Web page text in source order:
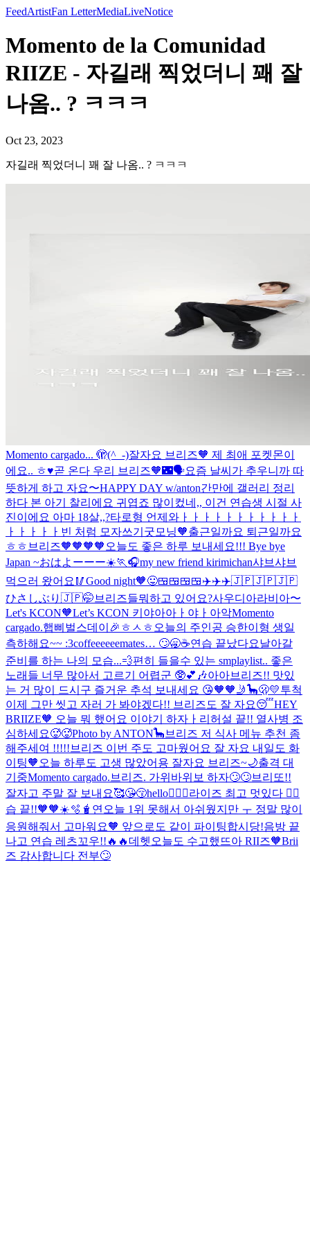
FeedArtistFan LetterMediaLiveNotice
Momento de la Comunidad
RIIZE - 자길래 찍었더니 꽤 잘
나옴.. ? ㅋㅋㅋ
Oct 23, 2023
자길래 찍었더니 꽤 잘 나옴.. ? ㅋㅋㅋ
Momento cargado... 🫣(^_-)잘자요 브리즈🧡 제 최애 포켓몬이
에요.. ㅎ♥곧 온다 우리 브리즈🧡🌃🗣️요즘 날씨가 추우니까 따
뜻하게 하고 자요〜HAPPY DAY w/anton간만에 갤러리 정리
하다 본 아기 찰리에요 귀엽죠 많이컸네,, 이건 연습생 시절 사
진이에요 아마 18살,,?타로형 언제와ㅏㅏㅏㅏㅏㅏㅏㅏㅏㅏㅏ
ㅏㅏㅏㅏㅏ 빈 처럼 모자쓰기 굿모닝🧡출근일까요 퇴근일까요
ㅎㅎ 브리즈🧡🧡🧡🧡오늘도 좋은 하루 보내세요!!! Bye bye
Japan ~おはよーーー☀️🏃🎧my new friend kirimichan샤브샤브
먹으러 왔어요🥢Good night🧡😛🍱🍱🍱🍱✈️✈️✈️🇯🇵🇯🇵🇯🇵
ひさしぶり🇯🇵🤭 브리즈들뭐하고 있어요?사우디아라비아〜
Let's KCON🧡Let’s KCON 키야아아ㅏ야ㅏ아악Momento
cargado.햅삐벌스데이🎉 ㅎㅅㅎ오늘의 주인공 승한이형 생일
측하해요~~ :3coffeeeeeemates… 🙄🥱☕️연습 끝났다요날아갈
준비를 하는 나의 모습...💨편히 들을수 있는 smplaylist.. 좋은
노래들 너무 많아서 고르기 어렵군 🥸💕🎶아아브리즈!! 맛있
는 거 많이 드시구 즐거운 추석 보내세요 😘🧡🧡🤳🦕🫢💛투척
이제 그만 씻고 자러 가 봐야겠다!! 브리즈도 잘 자요😴HEY
BRIIZE🧡 오늘 뭐 했어요 이야기 하자ㅏ 리허설 끝!! 열사병 조
심하세요🥵🥵Photo by ANTON🦕 브리즈 저 식사 메뉴 추천 좀
해주세여 !!!!! 브리즈 이번 주도 고마웠어요 잘 자요 내일도 화
이팅🧡 오늘 하루도 고생 많았어용 잘자요 브리즈~🌙출격 대
기중Momento cargado. 브리즈. 가위바위보 하자🙄🙄브리또!!
잘자고 주말 잘 보내요🥰😘😚hello😵‍💫🤯라이즈 최고 멋있다 👍🏻
습 끝!!🧡🧡☀️🫧🧋 연 오늘 1위 못해서 아쉬웠지만 ㅜ 정말 많이
응원해줘서 고마워요🧡 앞으로도 같이 파이팅합시당!음방 끝
나고 연습 레츠꼬우!!🔥🔥데헷오늘도 수고했뜨아 RII즈🧡Brii
즈 감사합니다 전부🙄